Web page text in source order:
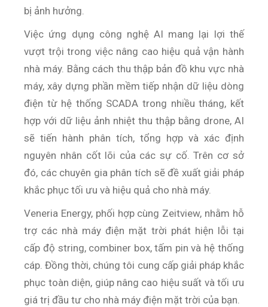
bị ảnh hưởng.
Việc ứng dụng công nghệ AI mang lại lợi thế
vượt trội trong việc nâng cao hiệu quả vận hành
nhà máy. Bằng cách thu thập bản đồ khu vực nhà
máy, xây dựng phần mềm tiếp nhận dữ liệu dòng
điện từ hệ thống SCADA trong nhiều tháng, kết
hợp với dữ liệu ảnh nhiệt thu thập bằng drone, AI
sẽ tiến hành phân tích, tổng hợp và xác định
nguyên nhân cốt lõi của các sự cố. Trên cơ sở
đó, các chuyên gia phân tích sẽ đề xuất giải pháp
khắc phục tối ưu và hiệu quả cho nhà máy.
Veneria Energy, phối hợp cùng Zeitview, nhằm hỗ
trợ các nhà máy điện mặt trời phát hiện lỗi tại
cấp độ string, combiner box, tấm pin và hệ thống
cáp. Đồng thời, chúng tôi cung cấp giải pháp khắc
phục toàn diện, giúp nâng cao hiệu suất và tối ưu
giá trị đầu tư cho nhà máy điện mặt trời của bạn.